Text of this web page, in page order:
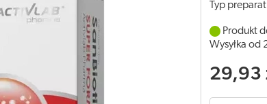
Typ
Produkt
Wysyłka od
29,93